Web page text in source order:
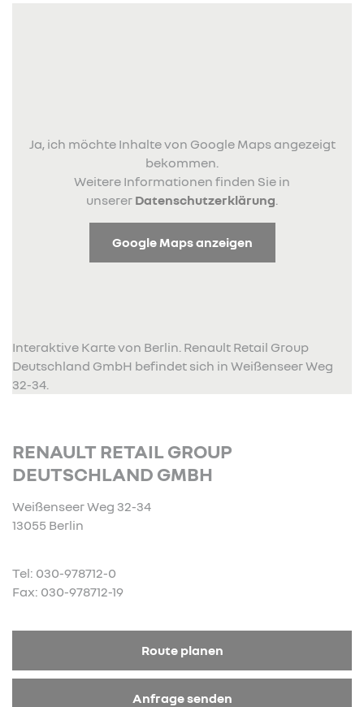
Ja, ich möchte Inhalte von Google Maps angezeigt
bekommen.
Weitere Informationen finden Sie in
unserer Datenschutzerklärung
Google Maps anzeigen
Interaktive Karte von Berlin. Renault Retail Group
Deutschland GmbH befindet sich in Weißenseer Weg
32-34.
RENAULT RETAIL GROUP
DEUTSCHLAND GMBH
Weißenseer Weg 32-34
13055 Berlin
Tel: 030-978712-0
Fax: 030-978712-19
Route planen
Anfrage senden